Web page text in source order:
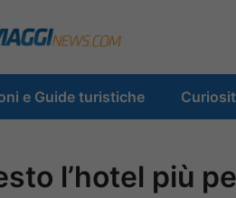
e Guide turistiche
l’hotel più